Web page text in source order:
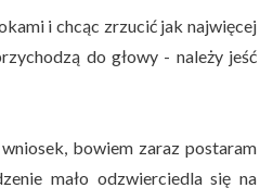
i chcąc zrzucić jak najwięcej
do głowy - należy jeść
bowiem zaraz postaram
mało odzwierciedla się na